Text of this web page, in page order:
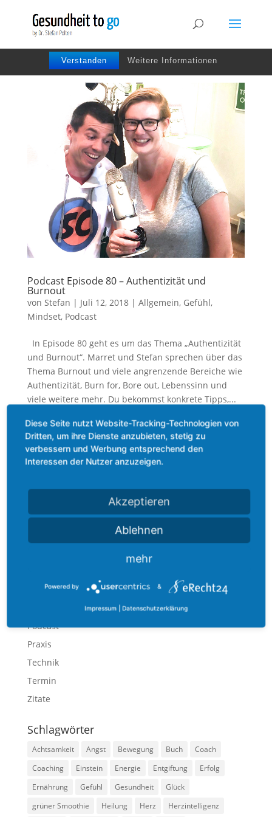
Wir benutzen Cookies um die Nutzerfreundlichkeit
der Webseite zu verbessen. Durch Deinen Besuch
Verstanden Weitere Informationen
Podcast Episode 80 – Authentizität und
Burnout
von Stefan | Juli 12, 2018| Allgemein, Gefühl,
Mindset, Podcast
In Episode 80 geht es um das Thema „Authentizität
und Burnout“. Marret und Stefan sprechen über das
Thema Burnout und viele angrenzende Bereiche wie
Authentizität, Burn for, Bore out, Lebenssinn und
viele weitere mehr. Du bekommst konkrete Tipps,...
Beauty
Methoden
Podcast
Praxis
Technik
Termin
Zitate
Schlagwörter
Achtsamkeit Angst Bewegung Buch
Coach
Coaching
Einstein Energie Entgiftung
Erfolg
Ernährung
Gefühl Gesundheit
Glück
grüner Smoothie
Heilung Herz Herzintelligenz
Diese Seite nutzt Website-Tracking-Technologien von
Dritten, um ihre Dienste anzubieten, stetig zu
verbessern und Werbung entsprechend den
Interessen der Nutzer anzuzeigen.
Akzeptieren
Ablehnen
mehr
Powered by &
Impressum Datenschutzerklärung